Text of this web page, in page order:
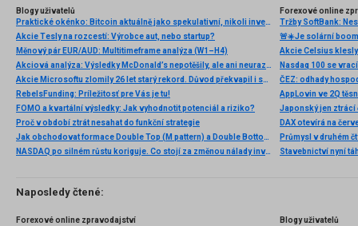
Blogy uživatelů
Praktické okénko: Bitcoin aktuálně jako spekulativní, nikoli investiční aktivum
Akcie Tesly na rozcestí: Výrobce aut, nebo startup?
Měnový pár EUR/AUD: Multitimeframe analýza (W1–H4)
Akciová analýza: Výsledky McDonald’s nepotěšily, ale ani neurazily. Jakou vizi společnost prezentovala?
Akcie Microsoftu zlomily 26 let starý rekord. Důvod překvapil i samotné investory
RebelsFunding: Príležitosť pre Vás je tu!
FOMO a kvartální výsledky: Jak vyhodnotit potenciál a riziko?
Proč v období ztrát nesahat do funkční strategie
Jak obchodovat formace Double Top (M pattern) a Double Bottom (W pattern)
NASDAQ po silném růstu koriguje. Co stojí za změnou nálady investorů?
Forexové online
Tržby SoftBank:
Akcie Celsius klesly
ČEZ: odhady
Stavebnictví nyní
Naposledy čtené:
Forexové online zpravodajství
Blogy uživatelů